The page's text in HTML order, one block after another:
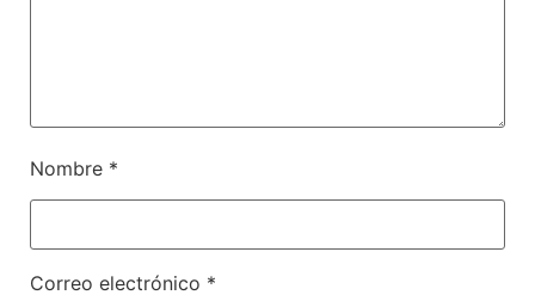
Nombre *
Correo electrónico *